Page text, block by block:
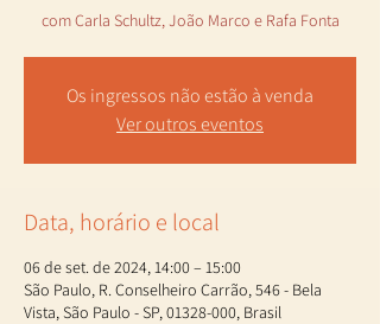
com Carla Schultz, João Marco e Rafa Fonta
Os ingressos não estão à venda
Ver outros eventos
Data, horário e local
06 de set. de 2024, 14:00 – 15:00
São Paulo, R. Conselheiro Carrão, 546 - Bela
Vista, São Paulo - SP, 01328-000, Brasil